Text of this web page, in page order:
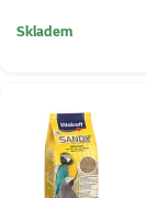
Skladem